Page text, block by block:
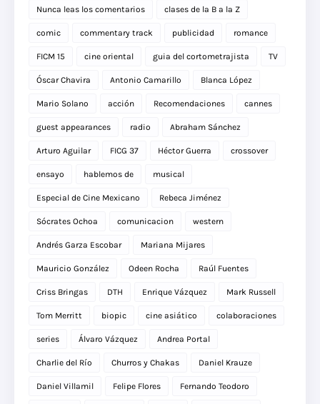
Nunca leas los comentarios clases de la B a la Z
comic commentary track publicidad romance
FICM 15 cine oriental guia del cortometrajista TV
Óscar Chavira Antonio Camarillo Blanca López
Mario Solano acción Recomendaciones cannes
guest appearances radio Abraham Sánchez
Arturo Aguilar FICG 37 Héctor Guerra crossover
ensayo hablemos de musical
Especial de Cine Mexicano Rebeca Jiménez
Sócrates Ochoa comunicacion western
Andrés Garza Escobar Mariana Mijares
Mauricio González Odeen Rocha Raúl Fuentes
Criss Bringas DTH Enrique Vázquez Mark Russell
Tom Merritt biopic cine asiático colaboraciones
series Álvaro Vázquez Andrea Portal
Charlie del Río Churros y Chakas Daniel Krauze
Daniel Villamil Felipe Flores Fernando Teodoro